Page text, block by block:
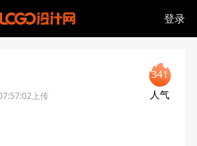
登录
上传
341
人气